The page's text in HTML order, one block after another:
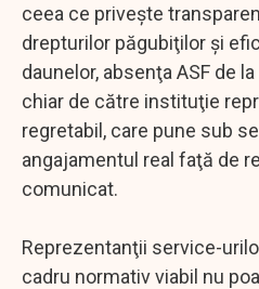
ceea ce priveşte
drepturilor păgubiţilor şi
daunelor, absenţa ASF de
chiar de către instituţie
regretabil, care pune sub
angajamentul real faţă de
comunicat.
Reprezentanţii service-
cadru normativ viabil nu